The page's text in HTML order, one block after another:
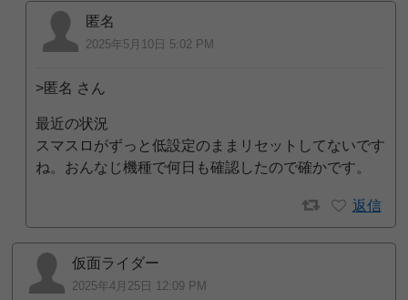
匿名
2025年5月10日 5:02 PM
>匿名 さん
最近の状況
スマスロがずっと低設定のままリセットしてないです
ね。おんなじ機種で何日も確認したので確かです。
返信
仮面ライダー
2025年4月25日 12:09 PM